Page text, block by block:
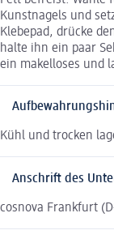
Kunstnagels und
Klebepad, drücke
halte ihn ein paar
ein makelloses und
Kühl und trocken
Anschrift des
cosnova Frankfurt